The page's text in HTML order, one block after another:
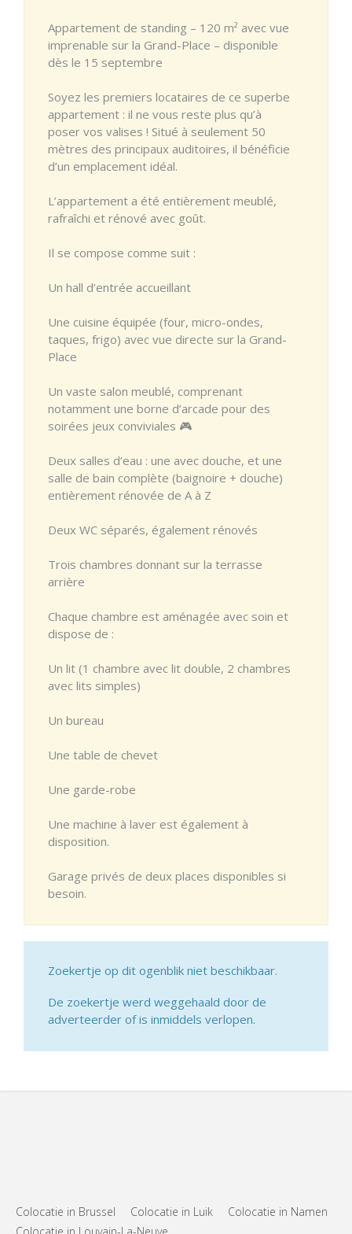
Appartement de standing – 120 m² avec vue
imprenable sur la Grand-Place – disponible
dès le 15 septembre
Soyez les premiers locataires de ce superbe
appartement : il ne vous reste plus qu’à
poser vos valises ! Situé à seulement 50
mètres des principaux auditoires, il bénéficie
d’un emplacement idéal.
L’appartement a été entièrement meublé,
rafraîchi et rénové avec goût.
Il se compose comme suit :
Un hall d’entrée accueillant
Une cuisine équipée (four, micro-ondes,
taques, frigo) avec vue directe sur la Grand-
Place
Un vaste salon meublé, comprenant
notamment une borne d’arcade pour des
soirées jeux conviviales 🎮
Deux salles d’eau : une avec douche, et une
salle de bain complète (baignoire + douche)
entièrement rénovée de A à Z
Deux WC séparés, également rénovés
Trois chambres donnant sur la terrasse
arrière
Chaque chambre est aménagée avec soin et
dispose de :
Un lit (1 chambre avec lit double, 2 chambres
avec lits simples)
Un bureau
Une table de chevet
Une garde-robe
Une machine à laver est également à
disposition.
Garage privés de deux places disponibles si
besoin.
Zoekertje op dit ogenblik niet beschikbaar.
De zoekertje werd weggehaald door de
adverteerder of is inmiddels verlopen.
Colocatie in Brussel Colocatie in Luik
Colocatie in Namen
Colocatie in Louvain-La-Neuve